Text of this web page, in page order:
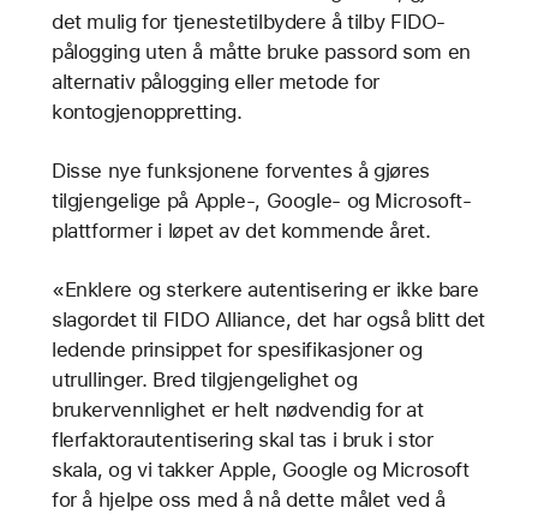
det mulig for tjenestetilbydere å tilby FIDO-
pålogging uten å måtte bruke passord som en
alternativ pålogging eller metode for
kontogjenoppretting.
Disse nye funksjonene forventes å gjøres
tilgjengelige på Apple-, Google- og Microsoft-
plattformer i løpet av det kommende året.
«Enklere og sterkere autentisering er ikke bare
slagordet til FIDO Alliance, det har også blitt det
ledende prinsippet for spesifikasjoner og
utrullinger. Bred tilgjengelighet og
brukervennlighet er helt nødvendig for at
flerfaktorautentisering skal tas i bruk i stor
skala, og vi takker Apple, Google og Microsoft
for å hjelpe oss med å nå dette målet ved å